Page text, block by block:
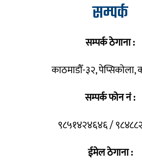
सम्पर्क
सम्पर्क ठेगाना :
काठमाडौँ-३२, पेप्सिकोला,
सम्पर्क फोन नं :
९८५१४२४६४६ /
ईमेल ठेगाना :